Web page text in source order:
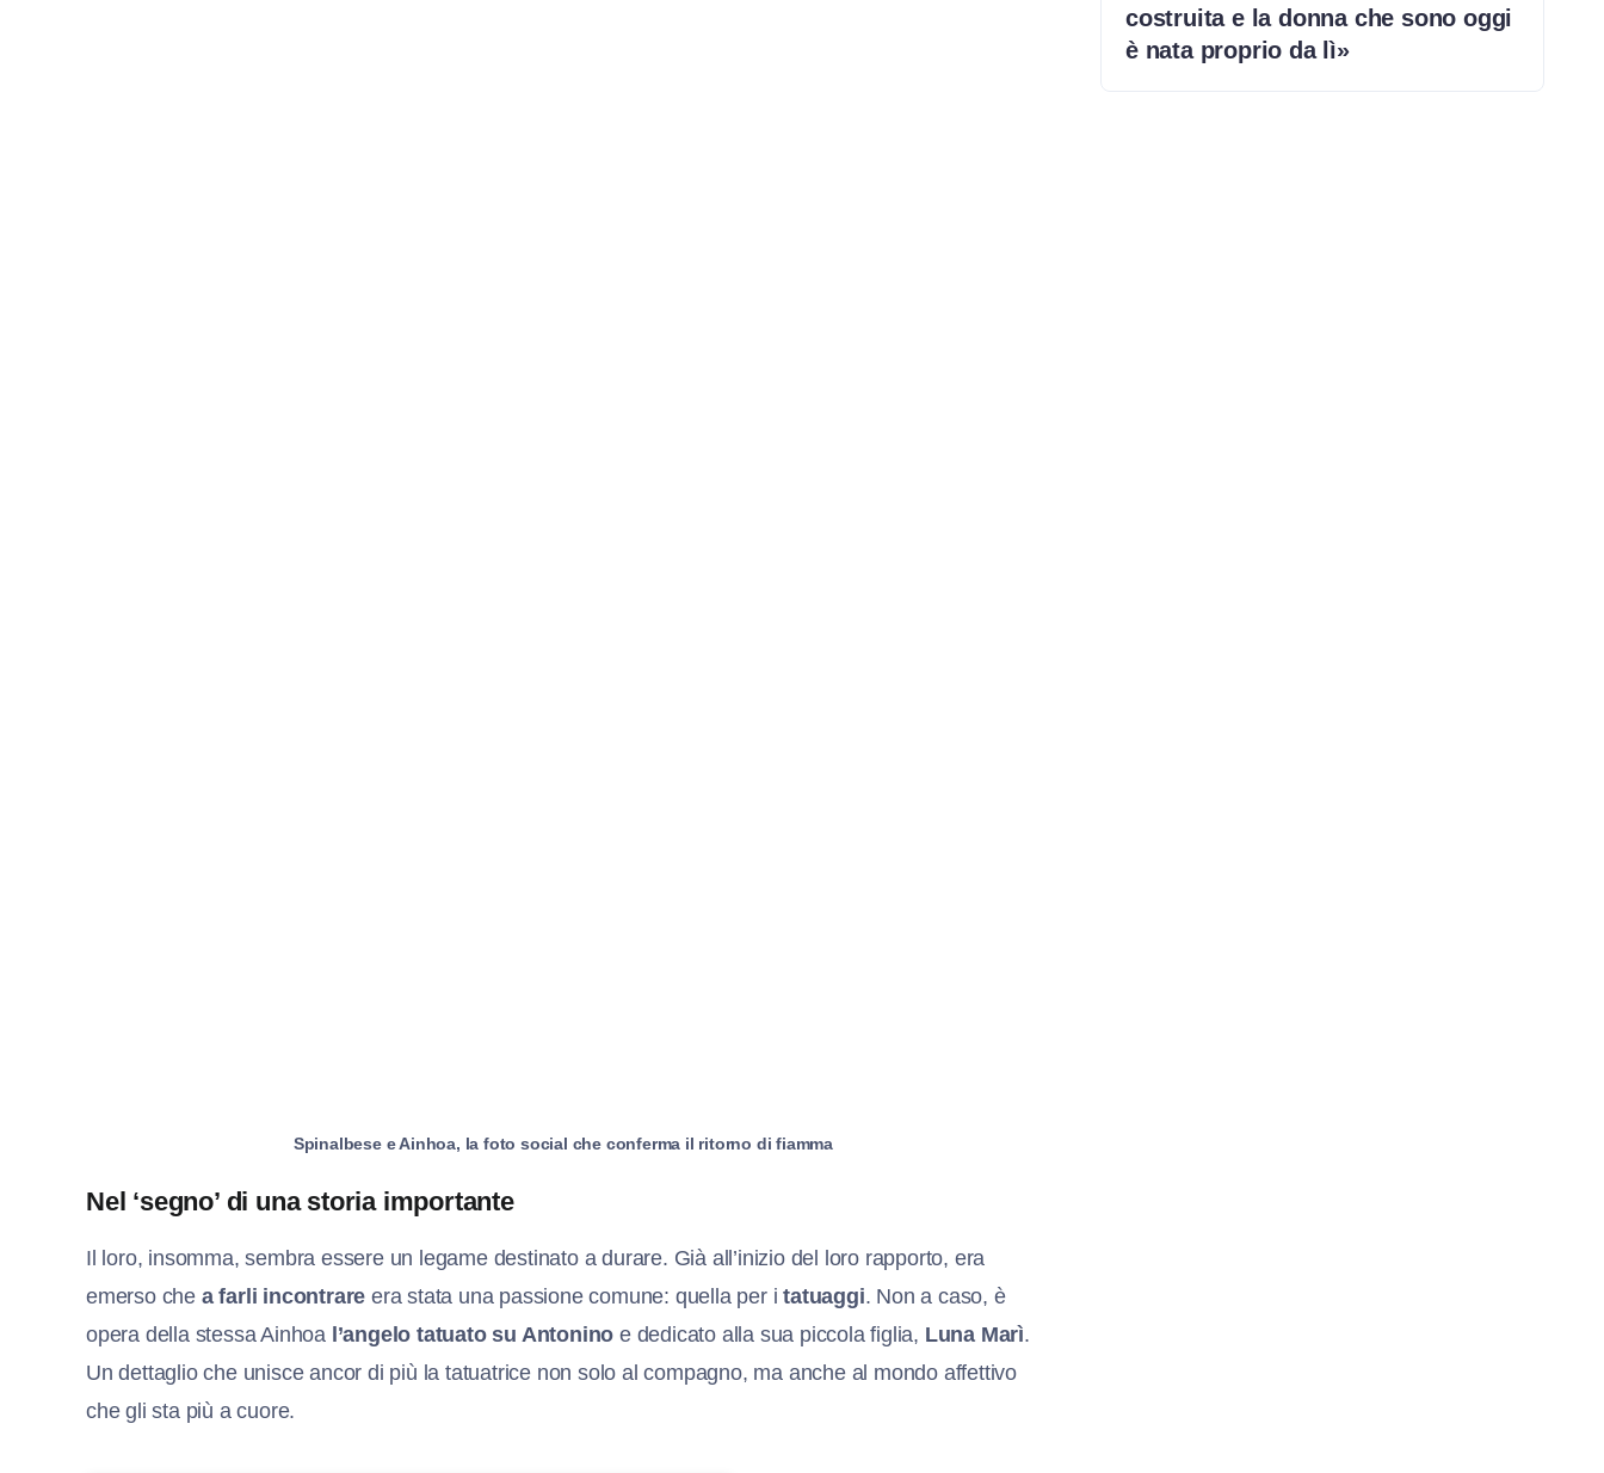
Spinalbese e Ainhoa, la foto social che conferma il ritorno di fiamma
Nel ‘segno’ di una storia importante
Il loro, insomma, sembra essere un legame destinato a durare. Già all’inizio del loro rapporto, era
emerso che a farli incontrare era stata una passione comune: quella per itatuaggi. Non a caso, è
opera della stessa Ainhoa l’angelo tatuato su Antonino e dedicato alla sua piccola figlia, Luna Marì.
Un dettaglio che unisce ancor di più la tatuatrice non solo al compagno, ma anche al mondo affettivo
che gli sta più a cuore.
costruita e la donna che sono oggi
è nata proprio da lì»